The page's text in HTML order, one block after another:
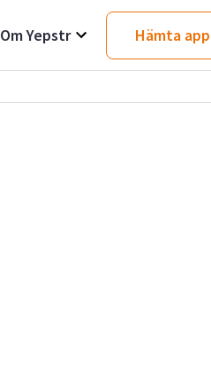
Om Yepstr Hämta